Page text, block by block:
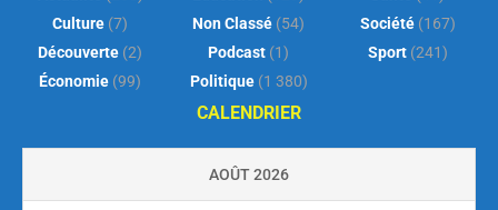
Culture (7)
Découverte (2)
Économie (99)
Non Classé (54)
Podcast (1)
Politique(1 380)
Société(167)
Sport(241)
CALENDRIER
AOÛT 2026